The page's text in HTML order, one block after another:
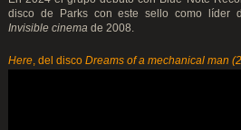
disco de Parks con este sello como líder
Invisible cinema de 2008.
Here , del discoDreams of a mechanical man